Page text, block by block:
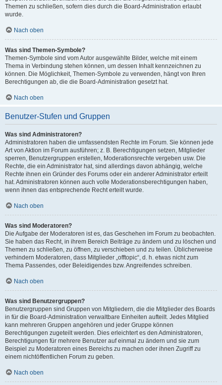
Themen zu schließen, sofern dies durch die Board-Administration erlaubt
wurde.
Nach oben
Was sind Themen-Symbole?
Themen-Symbole sind vom Autor ausgewählte Bilder, welche mit einem
Thema in Verbindung stehen können, um dessen Inhalt kennzeichnen zu
können. Die Möglichkeit, Themen-Symbole zu verwenden, hängt von Ihren
Berechtigungen ab, die die Board-Administration gesetzt hat.
Nach oben
Benutzer-Stufen und Gruppen
Was sind Administratoren?
Administratoren haben die umfassendsten Rechte im Forum. Sie können jede
Art von Aktion im Forum ausführen; z. B. Berechtigungen setzen, Mitglieder
sperren, Benutzergruppen erstellen, Moderationsrechte vergeben usw. Die
Rechte, die ein Administrator hat, sind allerdings davon abhängig, welche
Rechte ihnen ein Gründer des Forums oder ein anderer Administrator erteilt
hat. Administratoren können auch volle Moderationsberechtigungen haben,
wenn ihnen das entsprechende Recht erteilt wurde.
Nach oben
Was sind Moderatoren?
Die Aufgabe der Moderatoren ist es, das Geschehen im Forum zu beobachten.
Sie haben das Recht, in ihrem Bereich Beiträge zu ändern und zu löschen und
Themen zu schließen, zu öffnen, zu verschieben und zu teilen. Üblicherweise
verhindern Moderatoren, dass Mitglieder „offtopic“, d. h. etwas nicht zum
Thema Passendes, oder Beleidigendes bzw. Angreifendes schreiben.
Nach oben
Was sind Benutzergruppen?
Benutzergruppen sind Gruppen von Mitgliedern, die die Mitglieder des Boards
in für die Board-Administration verwaltbare Einheiten aufteilt. Jedes Mitglied
kann mehreren Gruppen angehören und jeder Gruppe können
Berechtigungen zugeteilt werden. Dies erleichtert es den Administratoren,
Berechtigungen für mehrere Benutzer auf einmal zu ändern und sie zum
Beispiel zu Moderatoren eines Bereichs zu machen oder ihnen Zugriff zu
einem nichtöffentlichen Forum zu geben.
Nach oben